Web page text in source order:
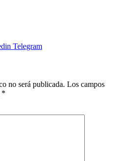
Telegram
no será publicada. Los campos
*